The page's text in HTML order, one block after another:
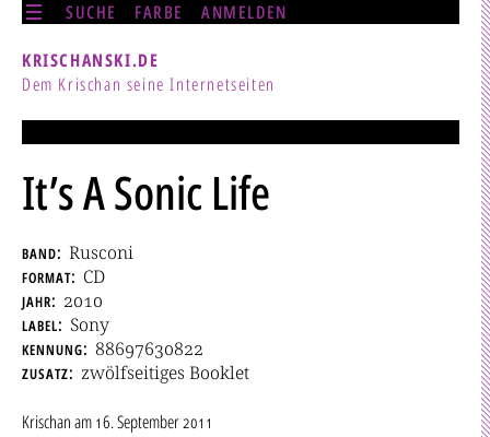
SUCHE FARBE ANMELDEN
KRISCHANSKI.DE
Dem Krischan seine Internetseiten
It’s A Sonic Life
band Rusconi
format CD
jahr 2010
label Sony
kennung 88697630822
zusatz zwölfseitiges Booklet
Krischanam16. September 2011